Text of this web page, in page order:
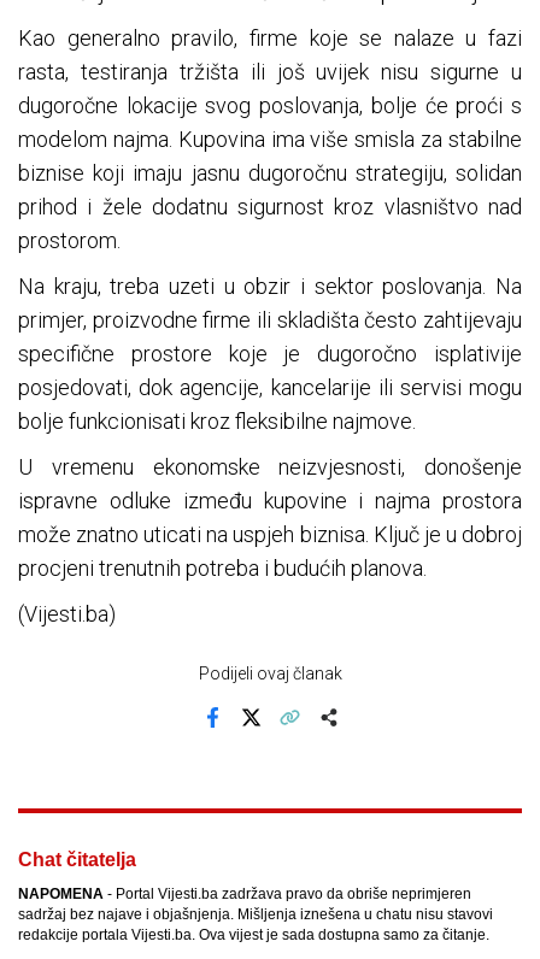
Kao generalno pravilo, firme koje se nalaze u fazi
rasta, testiranja tržišta ili još uvijek nisu sigurne u
dugoročne lokacije svog poslovanja, bolje će proći s
modelom najma. Kupovina ima više smisla za stabilne
biznise koji imaju jasnu dugoročnu strategiju, solidan
prihod i žele dodatnu sigurnost kroz vlasništvo nad
prostorom.
Na kraju, treba uzeti u obzir i sektor poslovanja. Na
primjer, proizvodne firme ili skladišta često zahtijevaju
specifične prostore koje je dugoročno isplativije
posjedovati, dok agencije, kancelarije ili servisi mogu
bolje funkcionisati kroz fleksibilne najmove.
U vremenu ekonomske neizvjesnosti, donošenje
ispravne odluke između kupovine i najma prostora
može znatno uticati na uspjeh biznisa. Ključ je u dobroj
procjeni trenutnih potreba i budućih planova.
(Vijesti.ba)
Podijeli ovaj članak
Chat čitatelja
NAPOMENA - Portal Vijesti.ba zadržava pravo da obriše neprimjeren
sadržaj bez najave i objašnjenja. Mišljenja iznešena u chatu nisu stavovi
redakcije portala Vijesti.ba. Ova vijest je sada dostupna samo za čitanje.